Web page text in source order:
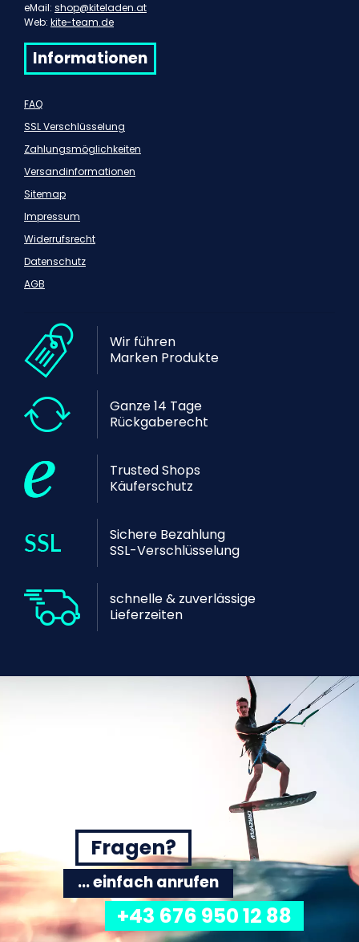
eMail: shop@kiteladen.at
Web: kite-team.de
Informationen
FAQ
SSL Verschlüsselung
Zahlungsmöglichkeiten
Versandinformationen
Sitemap
Impressum
Widerrufsrecht
Datenschutz
AGB
Wir führen
Marken Produkte
Ganze 14 Tage
Rückgaberecht
Trusted Shops
Käuferschutz
Sichere Bezahlung
SSL-Verschlüsselung
schnelle & zuverlässige
Lieferzeiten
Fragen?
... einfach anrufen
+43 676 950 12 88